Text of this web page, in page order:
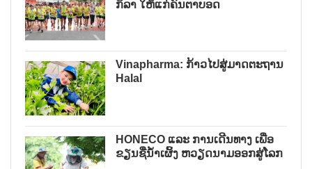
ກິລາ ໃຫ້ແກ່ຄົນຕາບອດ
Vinapharma: ກ້າວໄປສູ່ມາດຕະຖານ
Halal
HONECO ແລະ ການເດີນທາງ ເພື່ອ
ຂຽນຊື່ນ້ໍາເຜິ້ງ ຫວຽດນາມອອກສູ່ໂລກ